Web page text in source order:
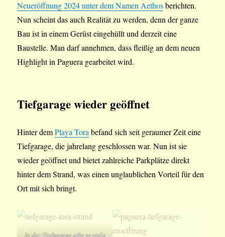
Neueröffnung 2024 unter dem Namen Aethosberichten.
Nun scheint das auch Realität zu werden, denn der ganze
Bau ist in einem Gerüst eingehüllt und derzeit eine
Baustelle. Man darf annehmen, dass fleißig an dem neuen
Highlight in Paguera gearbeitet wird.
Tiefgarage wieder geöffnet
Hinter demPlaya Torabefand sich seit geraumer Zeit eine
Tiefgarage, die jahrelang geschlossen war. Nun ist sie
wieder geöffnet und bietet zahlreiche Parkplätze direkt
hinter dem Strand, was einen unglaublichen Vorteil für den
Ort mit sich bringt.
In der Tiefgarage gibt es viele